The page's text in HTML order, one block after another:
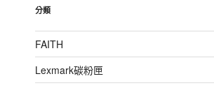
分類
FAITH
Lexmark碳粉匣